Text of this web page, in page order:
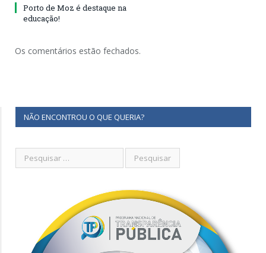
Porto de Moz é destaque na
educação!
Os comentários estão fechados.
NÃO ENCONTROU O QUE QUERIA?